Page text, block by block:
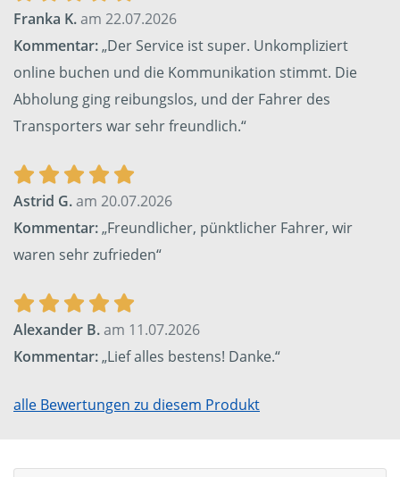
Franka K.am 22.07.2026
Kommentar:„Der Service ist super. Unkompliziert
online buchen und die Kommunikation stimmt. Die
Abholung ging reibungslos, und der Fahrer des
Transporters war sehr freundlich.“
Astrid G.am 20.07.2026
Kommentar:„Freundlicher, pünktlicher Fahrer, wir
waren sehr zufrieden“
Alexander B.am 11.07.2026
Kommentar:„Lief alles bestens! Danke.“
alle Bewertungen zu diesem Produkt